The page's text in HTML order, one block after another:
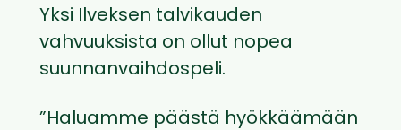
Yksi Ilveksen talvikauden
vahvuuksista on ollut nopea
suunnanvaihdospeli.
”Haluamme päästä hyökkäämään